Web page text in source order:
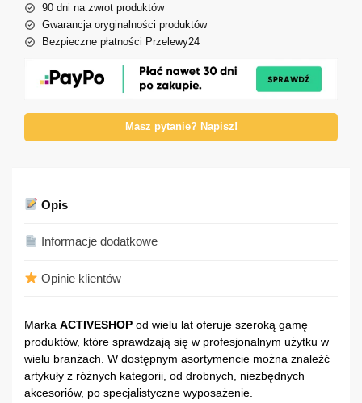
90 dni na zwrot produktów
Gwarancja oryginalności produktów
Bezpieczne płatności Przelewy24
Masz pytanie? Napisz!
Opis
Informacje dodatkowe
Opinie klientów
Marka ACTIVESHOP od wielu lat oferuje szeroką gamę
produktów, które sprawdzają się w profesjonalnym użytku w
wielu branżach. W dostępnym asortymencie można znaleźć
artykuły z różnych kategorii, od drobnych, niezbędnych
akcesoriów, po specjalistyczne wyposażenie.